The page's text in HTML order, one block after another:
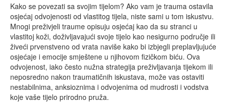
Kako se povezati sa svojim tijelom? Ako vam je trauma ostavila
osjećaj odvojenosti od vlastitog tijela, niste sami u tom iskustvu.
Mnogi preživjeli traume opisuju osjećaj kao da su stranci u
vlastitoj koži, doživljavajući svoje tijelo kao nesigurno područje ili
živeći prvenstveno od vrata naviše kako bi izbjegli preplavljujuće
osjećaje i emocije smještene u njihovom fizičkom biću. Ova
odvojenost, iako često nužna strategija preživljavanja tijekom ili
neposredno nakon traumatičnih iskustava, može vas ostaviti
nestabilnima, anksioznima i odvojenima od mudrosti i vodstva
koje vaše tijelo prirodno pruža.